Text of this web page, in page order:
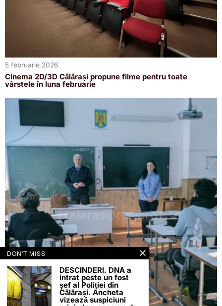
5 februarie 2026
Cinema 2D/3D Călărași propune filme pentru toate
vârstele în luna februarie
DON'T MISS
DESCINDERI. DNA a
intrat peste un fost
șef al Poliției din
Călărași. Ancheta
vizează suspiciuni